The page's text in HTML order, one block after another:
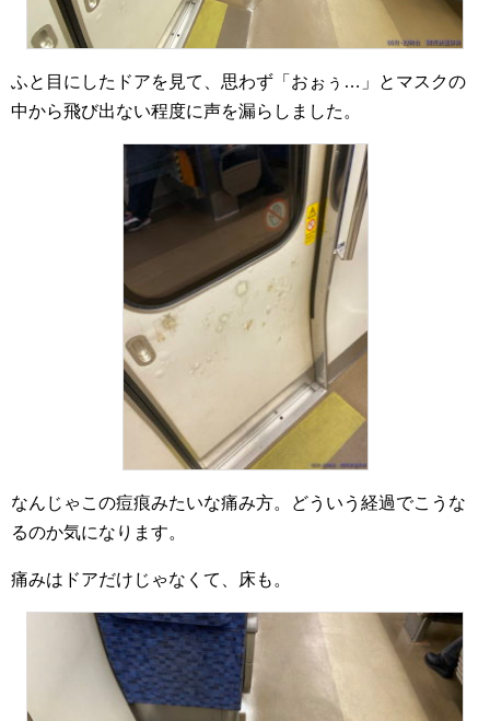
ふと目にしたドアを見て、思わず「おぉぅ…」とマスクの
中から飛び出ない程度に声を漏らしました。
なんじゃこの痘痕みたいな痛み方。どういう経過でこうな
るのか気になります。
痛みはドアだけじゃなくて、床も。